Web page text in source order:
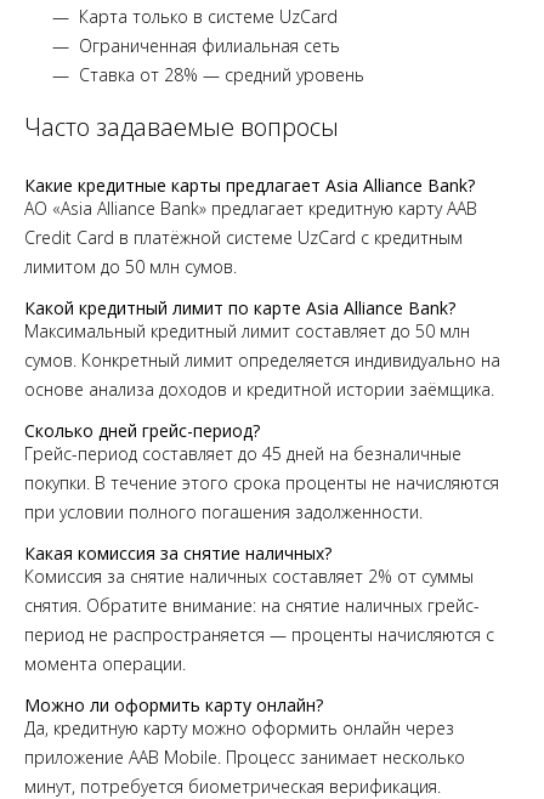
Карта только в системе UzCard
Ограниченная филиальная сеть
Ставка от 28% — средний уровень
Часто задаваемые вопросы
Какие кредитные карты предлагает Asia Alliance Bank?
АО «Asia Alliance Bank» предлагает кредитную карту AAB
Credit Card в платёжной системе UzCard с кредитным
лимитом до 50 млн сумов.
Какой кредитный лимит по карте Asia Alliance Bank?
Максимальный кредитный лимит составляет до 50 млн
сумов. Конкретный лимит определяется индивидуально на
основе анализа доходов и кредитной истории заёмщика.
Сколько дней грейс-период?
Грейс-период составляет до 45 дней на безналичные
покупки. В течение этого срока проценты не начисляются
при условии полного погашения задолженности.
Какая комиссия за снятие наличных?
Комиссия за снятие наличных составляет 2% от суммы
снятия. Обратите внимание: на снятие наличных грейс-
период не распространяется — проценты начисляются с
момента операции.
Можно ли оформить карту онлайн?
Да, кредитную карту можно оформить онлайн через
приложение AAB Mobile. Процесс занимает несколько
минут, потребуется биометрическая верификация.